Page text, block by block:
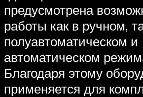
предусмотрена
работы как в ручном,
полуавтоматическом и
автоматическом
Благодаря этому
применяется для